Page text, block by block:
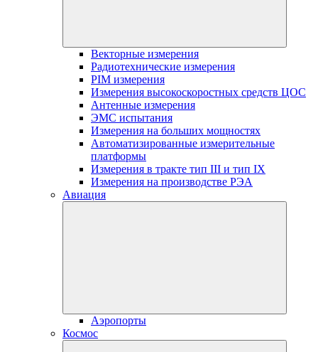
Векторные измерения
Радиотехнические измерения
PIM измерения
Измерения высокоскоростных средств ЦОС
Антенные измерения
ЭМС испытания
Измерения на больших мощностях
Автоматизированные измерительные
платформы
Измерения в тракте тип III и тип IX
Измерения на производстве РЭА
Авиация
Аэропорты
Космос